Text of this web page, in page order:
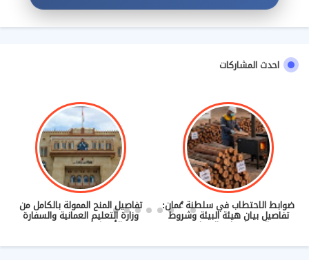
احدث المشاركات
ضوابط الاحتطاب في سلطنة عُمان:
تفاصيل بيان هيئة البيئة وشروط
الحصول على التصاريح
تفاصيل المنح الممولة بالكامل من
وزارة التعليم العمانية والسفارة
الأمريكية (2027/2028)